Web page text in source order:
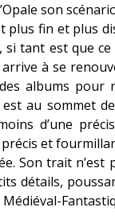
son
plus fin et plus
tant est que
à se
albums pour
au sommet
d’une
et
Son trait
détails,
Médiéval-